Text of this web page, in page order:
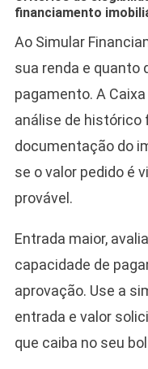
financiamento
Ao Simular
sua renda e quanto
pagamento. A
análise de histórico
documentação do
se o valor pedido é
provável.
Entrada maior,
capacidade de
aprovação. Use a
entrada e valor
que caiba no seu